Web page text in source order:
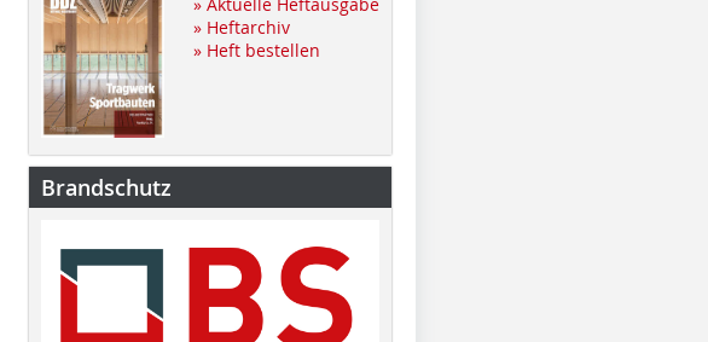
» Heftarchiv
» Heft bestellen
Brandschutz